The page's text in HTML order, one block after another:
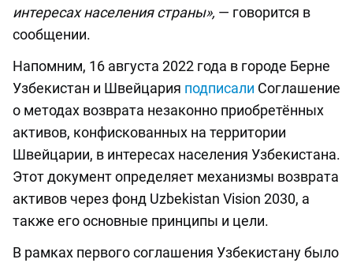
интересах населения страны», — говорится в
сообщении.
Напомним, 16 августа 2022 года в городе Берне
Узбекистан и Швейцария подписали Соглашение
о методах возврата незаконно приобретённых
активов, конфискованных на территории
Швейцарии, в интересах населения Узбекистана.
Этот документ определяет механизмы возврата
активов через фонд Uzbekistan Vision 2030, а
также его основные принципы и цели.
В рамках первого соглашения Узбекистану было